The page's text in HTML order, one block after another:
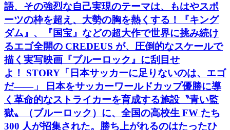
語、その強烈な自己実現のテーマは、もはやスポ
ーツの枠を超え、大勢の胸を熱くする！『キング
ダム』、『国宝』などの超大作で世界に挑み続け
るエゴ全開の CREDEUS が、圧倒的なスケールで
描く実写映画『ブルーロック』に刮目せ
よ！ STORY「日本サッカーに足りないのは、エゴ
だ――」 日本をサッカーワールドカップ優勝に導
く革命的なストライカーを育成する施設〝青い監
獄〟（ブルーロック）に、全国の高校生 FW たち
300 人が招集された。勝ち上がれるのはたったひ